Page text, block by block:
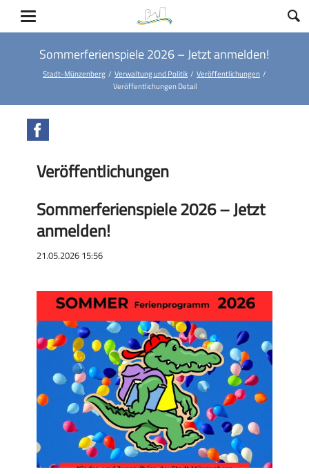
Sommerferienspiele 2026 – Jetzt anmelden!
Stadt-Münzenberg Verwaltung und Politik
Veröffentlichungen
Veröffentlichungen Detail
Veröffentlichungen
Sommerferienspiele 2026 – Jetzt
anmelden!
21.05.2026 15:56